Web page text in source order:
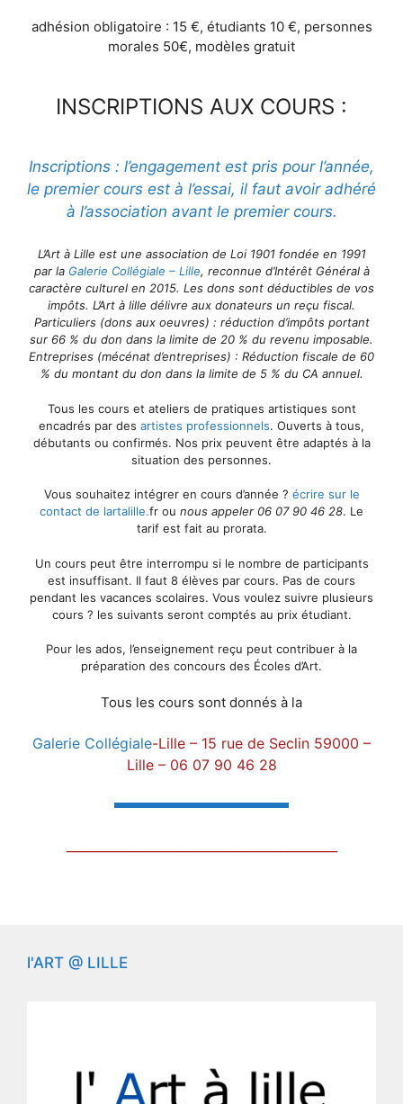
adhésion obligatoire : 15 €, étudiants 10 €, personnes
morales 50€, modèles gratuit
INSCRIPTIONS AUX COURS :
Inscriptions : l’engagement est pris pour l’année,
le premier cours est à l’essai, il faut avoir adhéré
à l’association avant le premier cours.
L’Art à Lille est une association de Loi 1901 fondée en 1991
par la Galerie Collégiale – Lille, reconnue d’Intérêt Général à
caractère culturel en 2015. Les dons sont déductibles de vos
impôts. L’Art à lille délivre aux donateurs un reçu fiscal.
Particuliers (dons aux oeuvres) : réduction d’impôts portant
sur 66 % du don dans la limite de 20 % du revenu imposable.
Entreprises (mécénat d’entreprises) : Réduction fiscale de 60
% du montant du don dans la limite de 5 % du CA annuel.
Tous les cours et ateliers de pratiques artistiques sont
encadrés par des artistes professionnels. Ouverts à tous,
débutants ou confirmés. Nos prix peuvent être adaptés à la
situation des personnes.
Vous souhaitez intégrer en cours d’année ? écrire sur le
contact de lartalille.fr ou nous appeler 06 07 90 46 28. Le
tarif est fait au prorata.
Un cours peut être interrompu si le nombre de participants
est insuffisant. Il faut 8 élèves par cours. Pas de cours
pendant les vacances scolaires. Vous voulez suivre plusieurs
cours ? les suivants seront comptés au prix étudiant.
Pour les ados, l’enseignement reçu peut contribuer à la
préparation des concours des Écoles d’Art.
Tous les cours sont donnés à la
Galerie Collégiale-Lille – 15 rue de Seclin 59000 –
Lille– 06 07 90 46 28
l'ART @ LILLE